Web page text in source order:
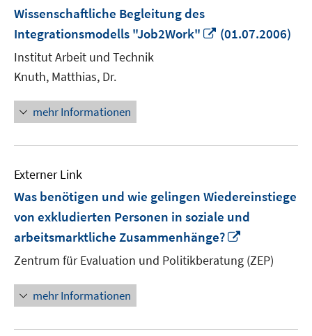
Wissenschaftliche Begleitung des
Integrationsmodells "Job2Work"
In
(01.07.2006)
Institut Arbeit und Technik
Knuth, Matthias, Dr.
mehr Informationen
Externer Link
Was benötigen und wie gelingen Wiedereinstiege
von exkludierten Personen in soziale und
arbeitsmarktliche Zusammenhänge?
neuem
Fenster
Zentrum für Evaluation und Politikberatung (ZEP)
mehr Informationen